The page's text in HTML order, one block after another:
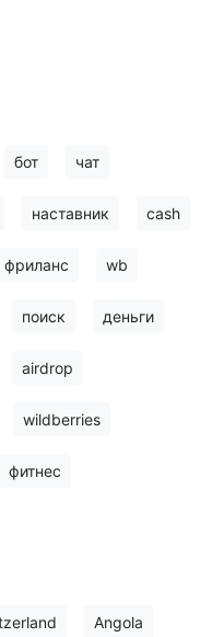
бот чат
наставник cash
фриланс wb
поиск деньги
airdrop
wildberries
фитнес
Angola